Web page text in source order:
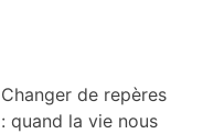
Changer de repères
: quand la vie nous